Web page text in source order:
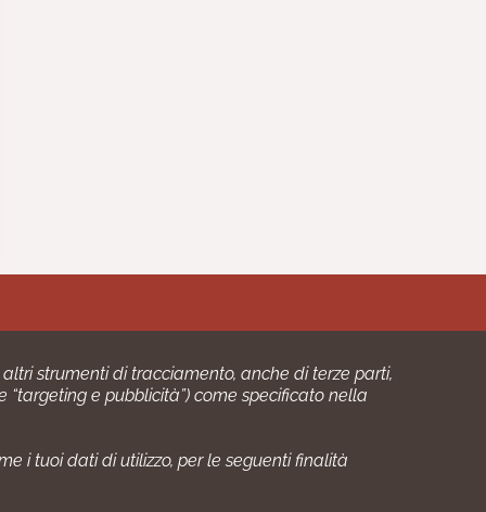
SNR 96992040/89/Q
strumenti di tracciamento, anche di terze parti,
“targeting e pubblicità”) come specificato nella
i tuoi dati di utilizzo, per le seguenti finalità